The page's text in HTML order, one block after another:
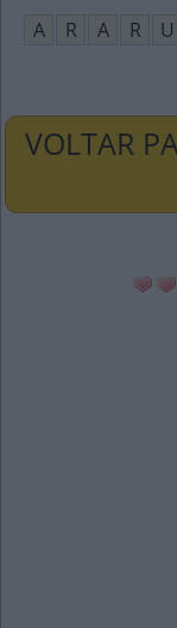
A
R A R U
VOLTAR